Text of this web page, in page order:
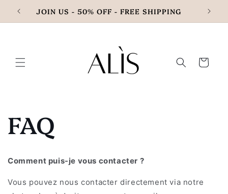
passerJOIN US - 50% OFF - FREE SHIPPING
Panier
FAQ
Comment puis-je vous contacter ?
Vous pouvez nous contacter directement via notre